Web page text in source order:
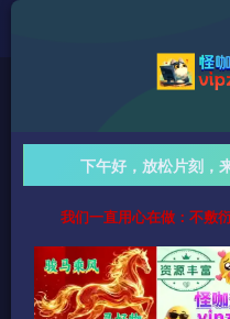
魔鬼咨询师阮琦-高
热度：241
0条
下午好，放松片刻，
我们一直用心在做：不敷